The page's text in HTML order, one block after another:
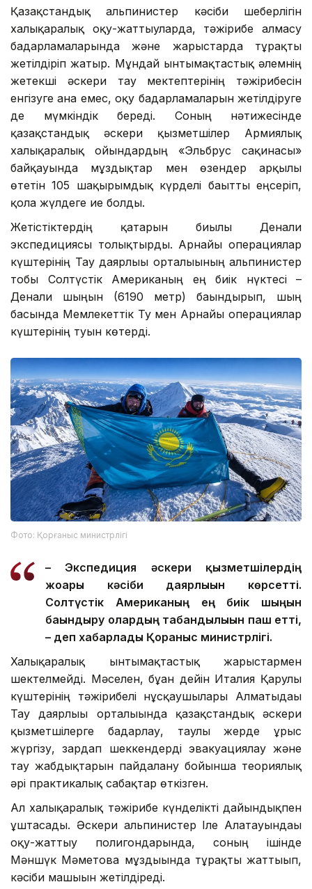
Қазақстандық альпинистер кәсіби шеберлігін
халықаралық оқу-жаттығуларда, тәжірибе алмасу
бағдарламаларында және жарыстарда тұрақты
жетілдіріп жатыр. Мұндай ынтымақтастық әлемнің
жетекші әскери тау мектептерінің тәжірибесін
енгізуге ғана емес, оқу бағдарламаларын жетілдіруге
де мүмкіндік береді. Соның нәтижесінде
қазақстандық әскери қызметшілер Армиялық
халықаралық ойындардың «Эльбрус сақинасы»
байқауында мұздықтар мен өзендер арқылы
өтетін 105 шақырымдық күрделі бағытты еңсеріп,
қола жүлдеге ие болды.
Жетістіктердің қатарын биылғы Денали
экспедициясы толықтырды. Арнайы операциялар
күштерінің Тау даярлығы орталығының альпинистер
тобы Солтүстік Американың ең биік нүктесі –
Денали шыңын (6190 метр) бағындырып, шың
басында Мемлекеттік Ту мен Арнайы операциялар
күштерінің туын көтерді.
Фото: Қорғаныс министрлігі
– Экспедиция әскери қызметшілердің
жоғары кәсіби даярлығын көрсетті.
Солтүстік Американың ең биік шыңын
бағындыру олардың табандылығын паш етті,
– деп хабарлады Қорғаныс министрлігі.
Халықаралық ынтымақтастық жарыстармен
шектелмейді. Мәселен, бұған дейін Италия Қарулы
күштерінің тәжірибелі нұсқаушылары Алматыдағы
Тау даярлығы орталығында қазақстандық әскери
қызметшілерге бағдарлау, таулы жерде ұрыс
жүргізу, зардап шеккендерді эвакуациялау және
тау жабдықтарын пайдалану бойынша теориялық
әрі практикалық сабақтар өткізген.
Ал халықаралық тәжірибе күнделікті дайындықпен
ұштасады. Әскери альпинистер Іле Алатауындағы
оқу-жаттығу полигондарында, соның ішінде
Мәншүк Мәметова мұздығында тұрақты жаттығып,
кәсіби машығын жетілдіреді.